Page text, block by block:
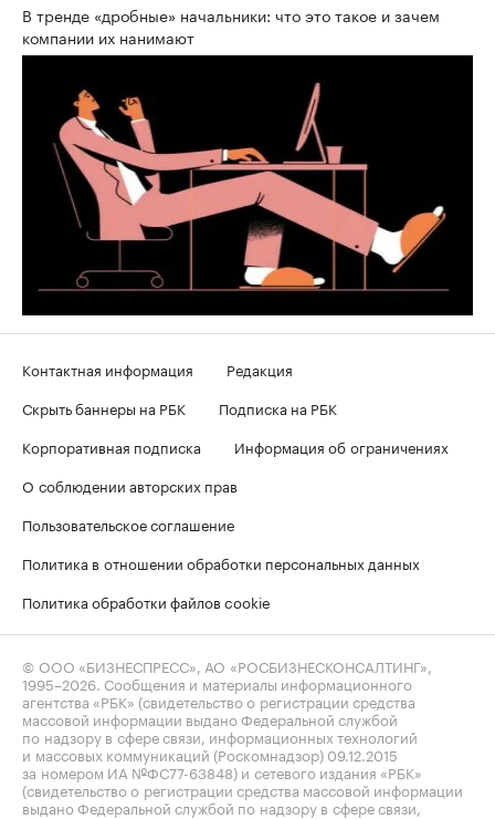
В тренде «дробные» начальники: что это такое и зачем
компании их нанимают
Контактная информация
Редакция
Скрыть баннеры на РБК
Подписка на РБК
Корпоративная подписка
Информация об ограничениях
О соблюдении авторских прав
Пользовательское соглашение
Политика в отношении обработки персональных данных
Политика обработки файлов cookie
© ООО «БИЗНЕСПРЕСС», АО «РОСБИЗНЕСКОНСАЛТИНГ»,
1995–2026 . Сообщения и материалы информационного
агентства «РБК» (свидетельство о регистрации средства
массовой информации выдано Федеральной службой
по надзору в сфере связи, информационных технологий
и массовых коммуникаций (Роскомнадзор) 09.12.2015
за номером ИА №ФС77-63848) и сетевого издания «РБК»
(свидетельство о регистрации средства массовой информации
выдано Федеральной службой по надзору в сфере связи,